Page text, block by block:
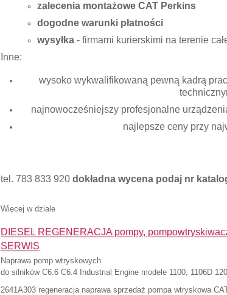
zalecenia montażowe CAT Perkins
dogodne warunki płatności
wysyłka - firmami kurierskimi na terenie
Inne:
wysoko wykwalifikowaną pewną kadrą
najnowocześniejszy profesjonalne
najlepsze ceny przy
tel. 783 833 920 dokładna wycena podaj nr
Więcej w dziale
DIESEL REGENERACJA pompy,
SERWIS
Naprawa pomp wtryskowych
do silników C6.6 C6.4 Industrial Engine modele 1100, 1106D
2641A303 regeneracja naprawa sprzedaż pompa wtryskowa